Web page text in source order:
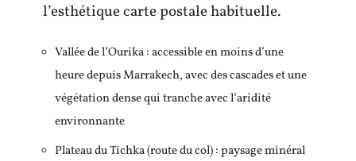
l’esthétique carte postale habituelle.
Vallée de l’Ourika : accessible en moins d’une
heure depuis Marrakech, avec des cascades et une
végétation dense qui tranche avec l’aridité
environnante
Plateau du Tichka (route du col) : paysage minéral